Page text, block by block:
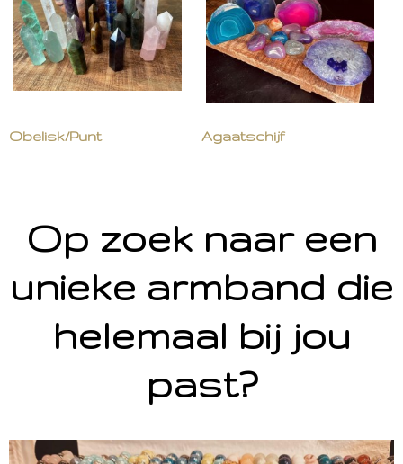
Obelisk/Punt Agaatschijf
Op zoek naar een
unieke armband die
helemaal bij jou
past?